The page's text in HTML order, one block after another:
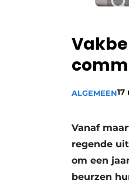
ALGEMEEN17
Vanaf
regende
om een
beurzen